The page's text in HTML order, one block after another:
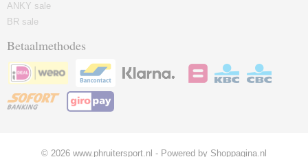
ANKY sale
BR sale
Betaalmethodes
© 2026 www.phruitersport.nl - Powered by Shoppagina.nl